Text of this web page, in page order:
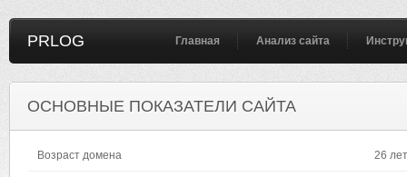
PRLOG Главная Анализ сайта
ОСНОВНЫЕ ПОКАЗАТЕЛИ САЙТА
Возраст домена 26 лет